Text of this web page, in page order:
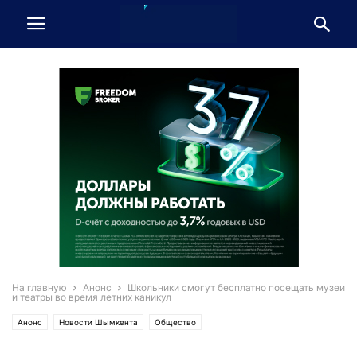
На главную Анонс
Школьники смогут бесплатно посещать музеи
и театры во время летних каникул
Анонс Новости Шымкента Общество